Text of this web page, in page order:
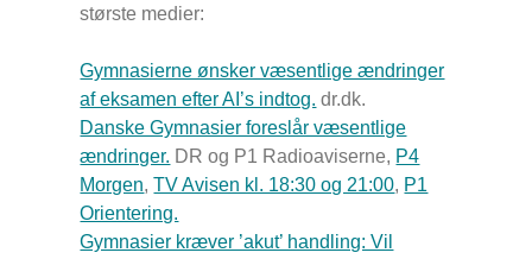
største medier:
Gymnasierne ønsker væsentlige ændringer
af eksamen efter AI’s indtog. dr.dk.
Danske Gymnasier foreslår væsentlige
ændringer. DR og P1 Radioaviserne, P4
Morgen,TV Avisen kl. 18:30 og 21:00, P1
Orientering.
Gymnasier kræver ’akut’ handling: Vil